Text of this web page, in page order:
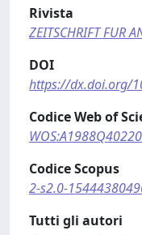
Rivista
ZEITSCHRIFT FUR
DOI
https://dx.doi.org/
Codice Web of
Codice Scopus
2-s2.0-
Tutti gli autori